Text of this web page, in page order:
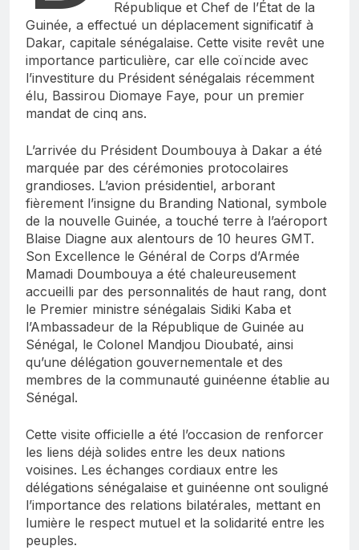
République et Chef de l’État de la
Guinée, a effectué un déplacement significatif à
Dakar, capitale sénégalaise. Cette visite revêt une
importance particulière, car elle coïncide avec
l’investiture du Président sénégalais récemment
élu, Bassirou Diomaye Faye, pour un premier
mandat de cinq ans.
L’arrivée du Président Doumbouya à Dakar a été
marquée par des cérémonies protocolaires
grandioses. L’avion présidentiel, arborant
fièrement l’insigne du Branding National, symbole
de la nouvelle Guinée, a touché terre à l’aéroport
Blaise Diagne aux alentours de 10 heures GMT.
Son Excellence le Général de Corps d’Armée
Mamadi Doumbouya a été chaleureusement
accueilli par des personnalités de haut rang, dont
le Premier ministre sénégalais Sidiki Kaba et
l’Ambassadeur de la République de Guinée au
Sénégal, le Colonel Mandjou Dioubaté, ainsi
qu’une délégation gouvernementale et des
membres de la communauté guinéenne établie au
Sénégal.
Cette visite officielle a été l’occasion de renforcer
les liens déjà solides entre les deux nations
voisines. Les échanges cordiaux entre les
délégations sénégalaise et guinéenne ont souligné
l’importance des relations bilatérales, mettant en
lumière le respect mutuel et la solidarité entre les
peuples.